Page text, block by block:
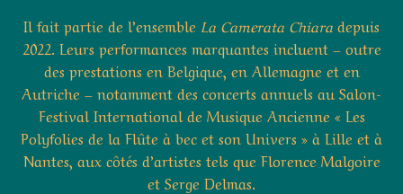
Il fait partie de l’ensemble La Camerata Chiara depuis
2022. Leurs performances marquantes incluent – outre
des prestations en Belgique, en Allemagne et en
Autriche – notamment des concerts annuels au Salon-
Festival International de Musique Ancienne « Les
Polyfolies de la Flûte à bec et son Univers » à Lille et à
Nantes, aux côtés d’artistes tels que Florence Malgoire
et Serge Delmas.